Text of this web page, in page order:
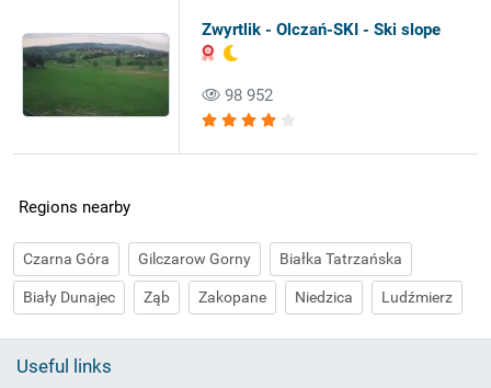
Zwyrtlik - Olczań-SKI - Ski slope
98 952
Regions nearby
Czarna Góra Gilczarow Gorny Białka Tatrzańska
Biały Dunajec Ząb Zakopane Niedzica Ludźmierz
Useful links